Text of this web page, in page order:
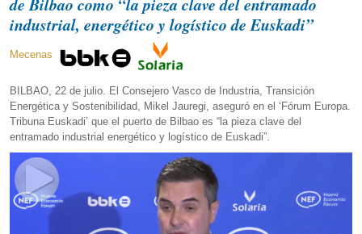
industrial, energético y logístico de Euskadi”
Mecenas
BILBAO, 22 de julio. El Consejero Vasco de Industria, Transición
Energética y Sostenibilidad, Mikel Jauregi, aseguró en el ‘Fórum Europa.
Tribuna Euskadi’ que el puerto de Bilbao es “la pieza clave del
entramado industrial energético y logístico de Euskadi”.